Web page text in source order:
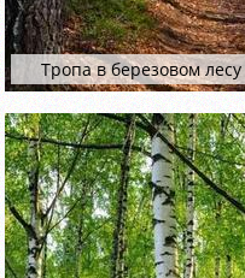
Тропа в березовом лесу